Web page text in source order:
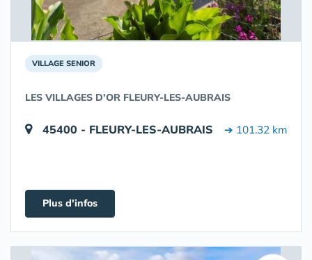
VILLAGE SENIOR
LES VILLAGES D'OR FLEURY-LES-AUBRAIS
45400 - FLEURY-LES-AUBRAIS ➔ 101.32 km
Plus d'infos